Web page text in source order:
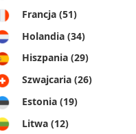
Francja (51)
Holandia (34)
Hiszpania (29)
Szwajcaria (26)
Estonia (19)
Litwa (12)